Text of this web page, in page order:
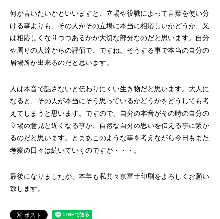
何が言いたいかといいますと、立場や役職によって言葉を使い分
ける事よりも、その人がその立場に本当に相応しいかどうか、又
は相応しくなりつつあるかが大切な部分なのだと思います。自分
や周りの人達からの評価で、ですね。そうする事で本当の自分の
居場所が出来るのだと思います。
人は本音で話さないと伝わりにくい生き物だと思います。大人に
なると、その人が本当にそう思っているかどうかをどうしても考
えてしまうと思います。ですので、自分の本音がその時の自分の
立場の意見と近くなる事が、自然な自分の思いを伝える事に繋が
るのだと思います。とまあこのような事を考えながら今日もまた
考察の日々は続いていくのですが・・・。
最後になりましたが、本年も私共々京富士印刷をよろしくお願い
致します。